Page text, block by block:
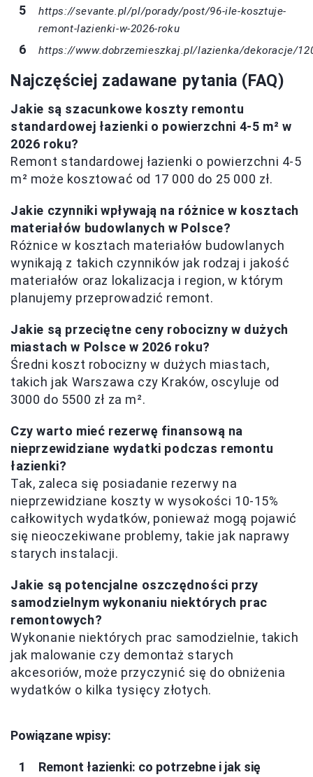
https://sevante.pl/pl/porady/post/96-ile-kosztuje-
remont-lazienki-w-2026-roku
https://www.dobrzemieszkaj.pl/lazienka/dekoracje/
Najczęściej zadawane pytania (FAQ)
Jakie są szacunkowe koszty remontu
standardowej łazienki o powierzchni 4-5 m² w
2026 roku?
Remont standardowej łazienki o powierzchni 4-5
m² może kosztować od 17 000 do 25 000 zł.
Jakie czynniki wpływają na różnice w kosztach
materiałów budowlanych w Polsce?
Różnice w kosztach materiałów budowlanych
wynikają z takich czynników jak rodzaj i jakość
materiałów oraz lokalizacja i region, w którym
planujemy przeprowadzić remont.
Jakie są przeciętne ceny robocizny w dużych
miastach w Polsce w 2026 roku?
Średni koszt robocizny w dużych miastach,
takich jak Warszawa czy Kraków, oscyluje od
3000 do 5500 zł za m².
Czy warto mieć rezerwę finansową na
nieprzewidziane wydatki podczas remontu
łazienki?
Tak, zaleca się posiadanie rezerwy na
nieprzewidziane koszty w wysokości 10-15%
całkowitych wydatków, ponieważ mogą pojawić
się nieoczekiwane problemy, takie jak naprawy
starych instalacji.
Jakie są potencjalne oszczędności przy
samodzielnym wykonaniu niektórych prac
remontowych?
Wykonanie niektórych prac samodzielnie, takich
jak malowanie czy demontaż starych
akcesoriów, może przyczynić się do obniżenia
wydatków o kilka tysięcy złotych.
Powiązane wpisy:
Remont łazienki: co potrzebne i jak się